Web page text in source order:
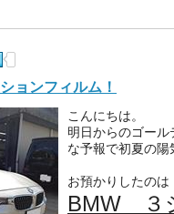
ョンフィルム！
こんにちは。
明日からのゴール
な予報で初夏の陽
お預かりしたのは
BMW ３